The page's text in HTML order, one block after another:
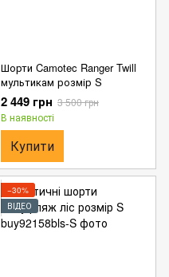
Шорти Camotec Ranger Twill
мультикам розмір S
2 449 грн 3 500 грн
В наявності
Купити
−30%
ВІДЕО